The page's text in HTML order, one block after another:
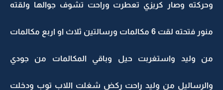
وحركته وصار كريزي تعطرت وراحت تشوف جوالها ولقته
منور فتحته لقت 6 مكالمات ورسالتين ثلاث او اربع مكالمات
من وليد واستغربت حيل وباقي المكالمات من جودي
والرساليل من وليد راحت ركض شغلت اللاب توب ودخلت